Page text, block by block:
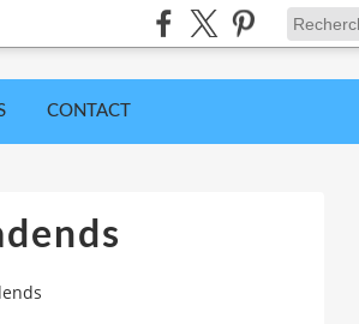
CONTACT